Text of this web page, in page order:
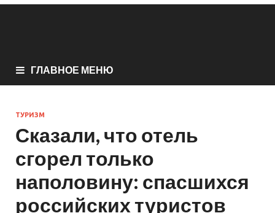
ГЛАВНОЕ МЕНЮ
ТУРИЗМ
Сказали, что отель
сгорел только
наполовину: спасшихся
российских туристов